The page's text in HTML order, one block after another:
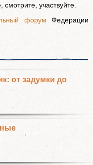
участвуйте.
форум Федерации
от задумки до